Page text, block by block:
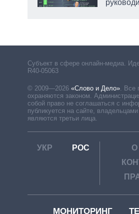
Субъект в сфере онлайн-медиа.
R40-05063
© 2009—2026 «Слово и Дело» Все
охраняются законом.
собой право не соглашаться с
публикуется на сайте, владельцами
являются третьи лица.
УКР РОС
О
МОНИТОРИНГ